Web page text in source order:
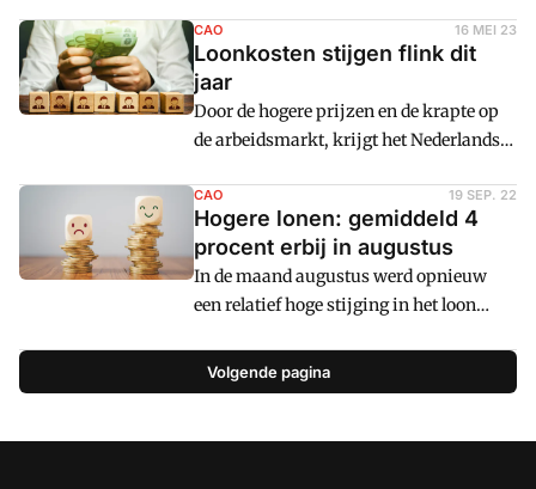
maken van loon- en
prijsontwikkelingen. Bij een gestage
ontwikkeling hiervan is dat ook prima
te doen. Mede door geopolitieke
ontwikkelingen is de toekomst echter
Zo is de inflatie veel hoger dan
gebruikelijk en fluctueren de
energiekosten fors (en dan vooral de
hoogte in).
CAO 16 MEI 23
Loonkosten stijgen flink dit
jaar
Door de hogere prijzen en de krapte op
de arbeidsmarkt, krijgt het Nederlandse
loonkosten dit jaar, becijfert ABN AMRO.
Die worden in totaal 17 miljard euro
hoger in 2023. De loonkosten zijn een
belangrijke component van de kosten
van een bedrijf, afgezet tegen de omzet
CAO 19 SEP. 22
Hogere lonen: gemiddeld 4
procent erbij in augustus
In de maand augustus werd opnieuw
een relatief hoge stijging in het loon
cao's.
Volgende pagina